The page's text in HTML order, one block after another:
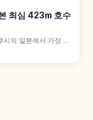
최심 423m 호수
의 일본에서 가장 깊
둘레 약 20km 칼데